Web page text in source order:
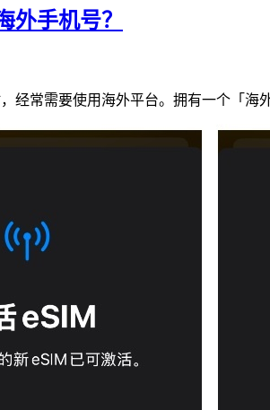
外手机号？
经常需要使用海外平台。拥有一个「